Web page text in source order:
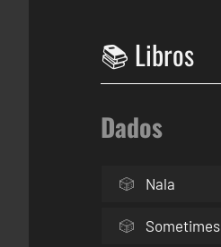
Dados
Nala
Sometimes